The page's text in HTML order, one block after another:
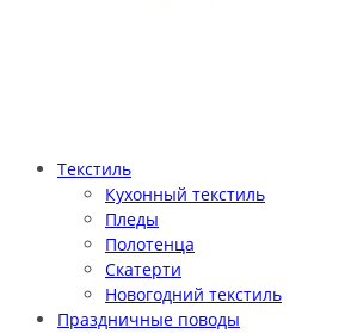
Текстиль
Кухонный текстиль
Пледы
Полотенца
Скатерти
Новогодний текстиль
Праздничные поводы